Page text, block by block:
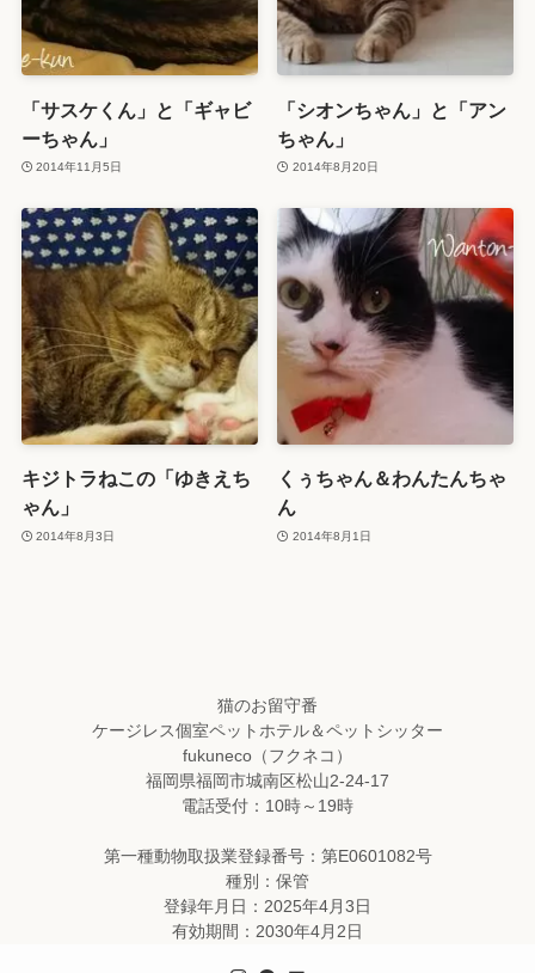
「サスケくん」と「ギャビ
ーちゃん」
2014年11月5日
「シオンちゃん」と「アン
ちゃん」
2014年8月20日
キジトラねこの「ゆきえち
ゃん」
2014年8月3日
くぅちゃん＆わんたんちゃ
ん
2014年8月1日
猫のお留守番
ケージレス個室ペットホテル＆ペットシッター
fukuneco（フクネコ）
福岡県福岡市城南区松山2-24-17
電話受付：10時～19時
第一種動物取扱業登録番号：第E0601082号
種別：保管
登録年月日：2025年4月3日
有効期間：2030年4月2日